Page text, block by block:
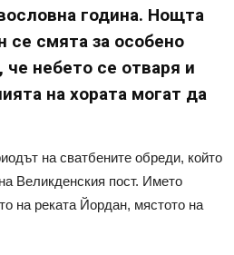
година. Нощта
се смята за особено
че небето се отваря и
на хората могат да
на сватбените обреди, който
Великденския пост. Името
на реката Йордан, мястото на